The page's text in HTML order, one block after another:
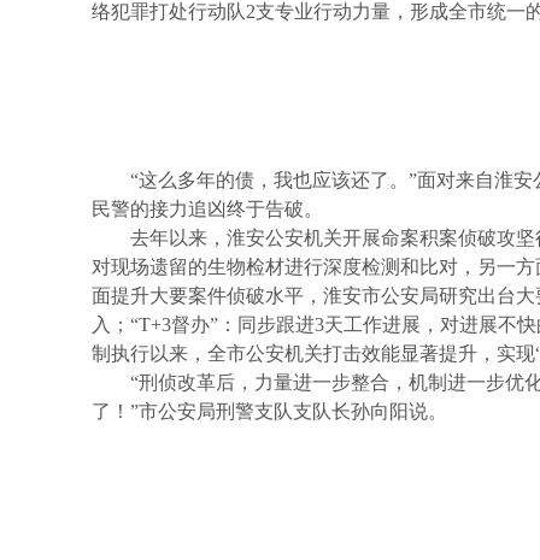
络犯罪打处行动队2支专业行动力量，形成全市统一
“这么多年的债，我也应该还了。”面对来自淮
民警的接力追凶终于告破。
去年以来，淮安公安机关开展命案积案侦破攻
对现场遗留的生物检材进行深度检测和比对，另一
面提升大要案件侦破水平，淮安市公安局研究出台
入；“T+3督办”：同步跟进3天工作进展，对进展不
制执行以来，全市公安机关打击效能显著提升，实
“刑侦改革后，力量进一步整合，机制进一步优
了！”市公安局刑警支队支队长孙向阳说。